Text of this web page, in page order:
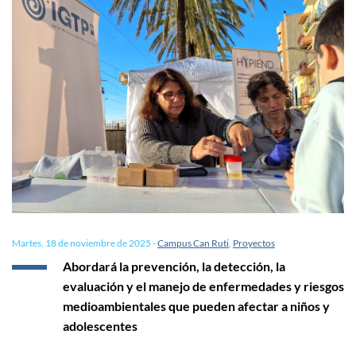
Martes, 18 de noviembre de 2025 -Campus Can Ruti, Proyectos
Abordará la prevención, la detección, la
evaluación y el manejo de enfermedades y riesgos
medioambientales que pueden afectar a niños y
adolescentes